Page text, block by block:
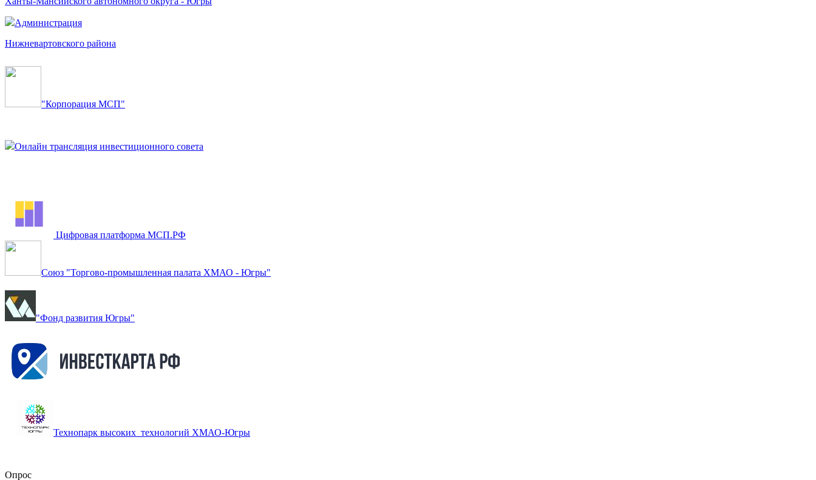
Администрация
Нижневартовского района
"Корпорация МСП"
Онлайн трансляция инвестиционного совета
Цифровая платформа МСП.РФ
Союз "Торгово-промышленная палата ХМАО - Югры"
"Фонд развития Югры"
Технопарк высоких технологий ХМАО-Югры
Опрос